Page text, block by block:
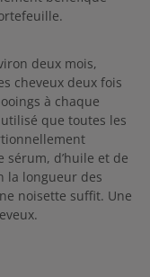
deux mois,
cheveux deux fois
à chaque
que toutes les
d’huile et de
la longueur des
noisette suffit. Une